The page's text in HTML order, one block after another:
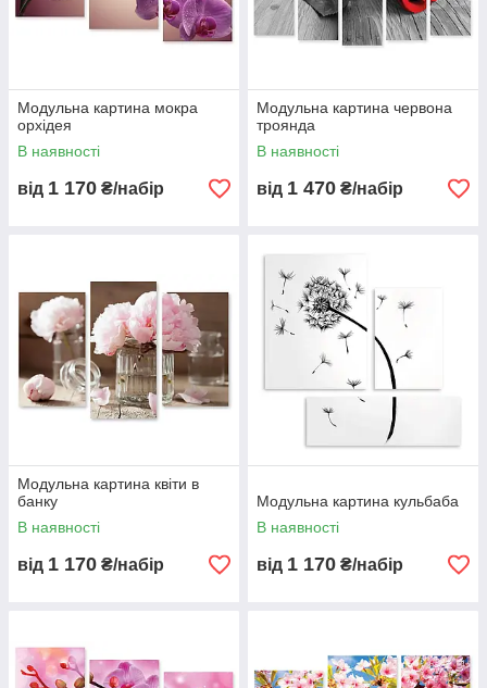
Модульна картина мокра
орхідея
В наявності
від 1 170 ₴/набір
Модульна картина червона
троянда
В наявності
від 1 470 ₴/набір
Модульна картина квіти в
банку
В наявності
від 1 170 ₴/набір
Модульна картина кульбаба
В наявності
від 1 170 ₴/набір